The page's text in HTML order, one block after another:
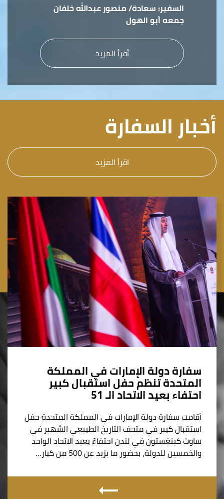
السفير: سعادة/ منصور عبدالله خلفان
جمعه أبو الهول
أقرأ المزيد
أخبار السفارة
اقرأ المزيد
سفارة دولة الإمارات في المملكة
المتحدة تنظم حفل استقبال كبير
احتفاء بعيد الاتحاد الـ 51
أقامت سفارة دولة الإمارات في المملكة المتحدة حفل
استقبال كبير في متحف التاريخ الطبيعي الشهير في
ساوث كينغستون في لندن احتفاءً بعيد الاتحاد الواحد
والخمسين للدولة، بحضور ما يزيد عن 500 من كبار…